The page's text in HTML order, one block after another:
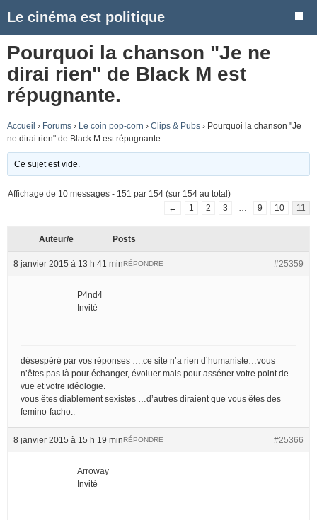
Le cinéma est politique
Pourquoi la chanson "Je ne
dirai rien" de Black M est
répugnante.
Accueil › Forums › Le coin pop-corn › Clips & Pubs › Pourquoi la chanson "Je
ne dirai rien" de Black M est répugnante.
Ce sujet est vide.
Affichage de 10 messages - 151 par 154 (sur 154 au total)
←
1 2 3 9 10 11
Auteur/e Posts
8 janvier 2015 à 13 h 41 min #25359
RÉPONDRE
P4nd4
Invité
désespéré par vos réponses ….ce site n’a rien d’humaniste…vous
n’êtes pas là pour échanger, évoluer mais pour asséner votre point de
vue et votre idéologie.
vous êtes diablement sexistes …d’autres diraient que vous êtes des
femino-facho..
8 janvier 2015 à 15 h 19 min #25366
RÉPONDRE
Arroway
Invité